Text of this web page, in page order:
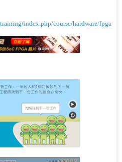
index.php/course/hardware/fpga